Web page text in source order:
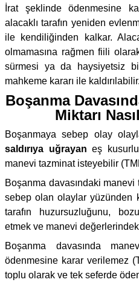
İrat şeklinde ödenmesine
alacaklı tarafın yeniden
ile kendiliğinden kalkar.
olmamasına rağmen fiili
sürmesi ya da haysiyetsiz
mahkeme kararı ile
Boşanma
Miktarı
Boşanmaya sebep olay
saldırıya uğrayan eş
manevi tazminat isteyebilir
Boşanma davasındaki manevi
sebep olan olaylar yüzünden
tarafın huzursuzluğunu,
etmek ve manevi
Boşanma davasında
ödenmesine karar verilemez
toplu olarak ve tek seferde